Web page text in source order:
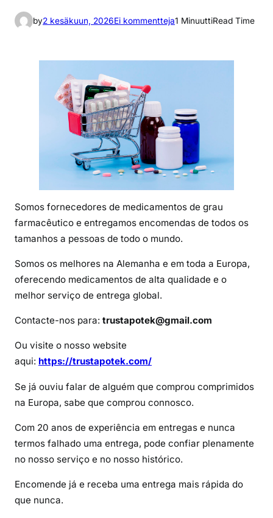
by2 kesäkuun, 2026Ei kommenttejaa
e
l
i
n
C
m
p
r
r
O
s
e
r
e
c
i
1 MinuuttiRead Time
Somos fornecedores de medicamentos de grau
farmacêutico e entregamos encomendas de todos os
tamanhos a pessoas de todo o mundo.
Somos os melhores na Alemanha e em toda a Europa,
oferecendo medicamentos de alta qualidade e o
melhor serviço de entrega global.
Contacte-nos para: trustapotek@gmail.com
Ou visite o nosso website
aqui: https://trustapotek.com/
Se já ouviu falar de alguém que comprou comprimidos
na Europa, sabe que comprou connosco.
Com 20 anos de experiência em entregas e nunca
termos falhado uma entrega, pode confiar plenamente
no nosso serviço e no nosso histórico.
Encomende já e receba uma entrega mais rápida do
que nunca.